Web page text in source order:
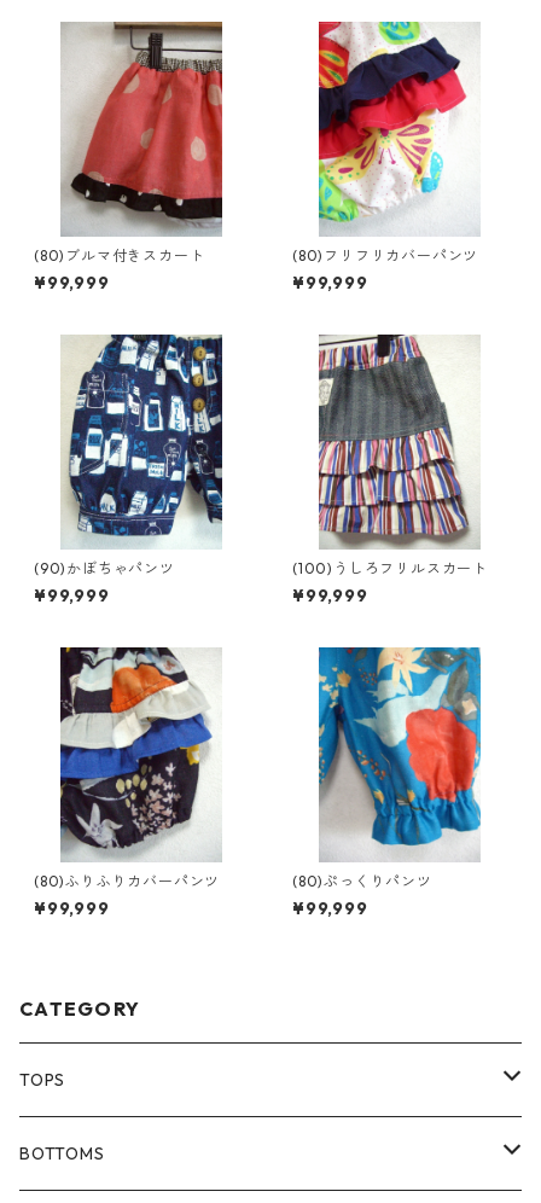
(80)ブルマ付きスカート
¥99,999
(80)フリフリカバーパンツ
¥99,999
(90)かぼちゃパンツ
¥99,999
(100)うしろフリルスカート
¥99,999
(80)ふりふりカバーパンツ
¥99,999
(80)ぷっくりパンツ
¥99,999
CATEGORY
TOPS
80size
BOTTOMS